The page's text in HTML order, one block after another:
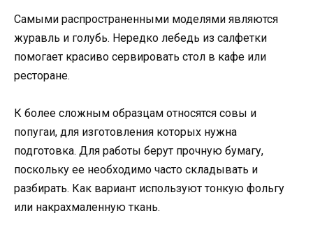
Самыми распространенными моделями являются
журавль и голубь. Нередко лебедь из салфетки
помогает красиво сервировать стол в кафе или
ресторане.
К более сложным образцам относятся совы и
попугаи, для изготовления которых нужна
подготовка. Для работы берут прочную бумагу,
поскольку ее необходимо часто складывать и
разбирать. Как вариант используют тонкую фольгу
или накрахмаленную ткань.